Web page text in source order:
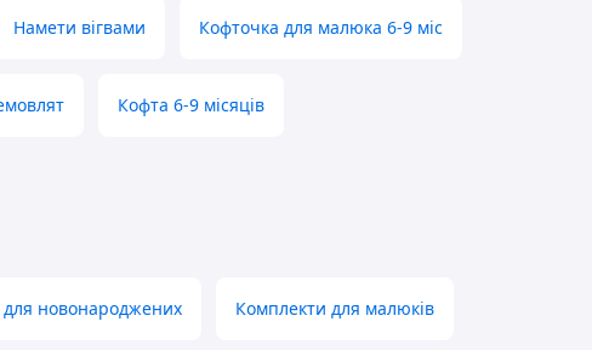
Намети вігвами Кофточка для малюка 6-9 міс
Кофта 6-9 місяців
новонароджених Комплекти для малюків